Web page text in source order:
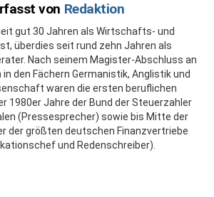
von Redaktion
gut 30 Jahren als Wirtschafts- und
überdies seit rund zehn Jahren als
Nach seinem Magister-Abschluss an
in den Fächern Germanistik, Anglistik und
waren die ersten beruflichen
1980er Jahre der Bund der Steuerzahler
(Pressesprecher) sowie bis Mitte der
der größten deutschen Finanzvertriebe
und Redenschreiber).